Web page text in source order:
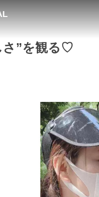
さ”を観る♡